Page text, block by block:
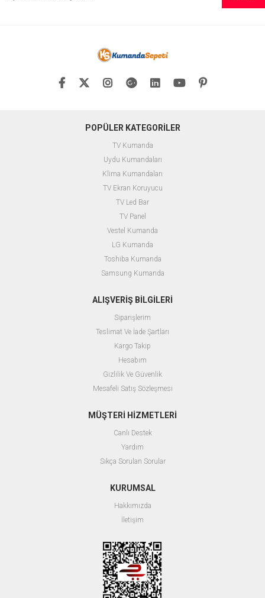
POPÜLER KATEGORİLER
TV Kumanda
Uydu Kumandaları
Klima Kumandaları
TV Ekran Koruyucu
TV Led Bar
TV Panel
Vestel Kumanda
LG Kumanda
Toshiba Kumanda
Samsung Kumanda
ALIŞVERİŞ BİLGİLERİ
Siparişlerim
Teslimat Ve İade Şartları
Kargo Takip
Hesabım
Gizlilik Ve Güvenlik
Mesafeli Satış Sözleşmesi
MÜŞTERİ HİZMETLERİ
Canlı Destek
Yardım
Sıkça Sorulan Sorular
KURUMSAL
Hakkımızda
İletişim